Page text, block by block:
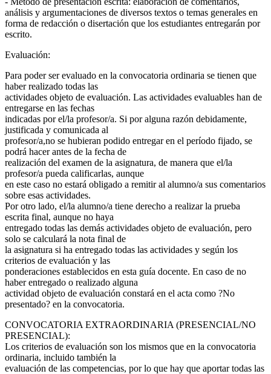
análisis y argumentaciones de diversos textos o temas generales en
forma de redacción o disertación que los estudiantes entregarán por
escrito.
Evaluación:
Para poder ser evaluado en la convocatoria ordinaria se tienen que
haber realizado todas las
actividades objeto de evaluación. Las actividades evaluables han de
entregarse en las fechas
indicadas por el/la profesor/a. Si por alguna razón debidamente,
justificada y comunicada al
profesor/a,no se hubieran podido entregar en el período fijado, se
podrá hacer antes de la fecha de
realización del examen de la asignatura, de manera que el/la
profesor/a pueda calificarlas, aunque
en este caso no estará obligado a remitir al alumno/a sus comentarios
sobre esas actividades.
Por otro lado, el/la alumno/a tiene derecho a realizar la prueba
escrita final, aunque no haya
entregado todas las demás actividades objeto de evaluación, pero
solo se calculará la nota final de
la asignatura si ha entregado todas las actividades y según los
criterios de evaluación y las
ponderaciones establecidos en esta guía docente. En caso de no
haber entregado o realizado alguna
actividad objeto de evaluación constará en el acta como ?No
presentado? en la convocatoria.
CONVOCATORIA EXTRAORDINARIA (PRESENCIAL/NO
PRESENCIAL):
Los criterios de evaluación son los mismos que en la convocatoria
ordinaria, incluido también la
evaluación de las competencias, por lo que hay que aportar todas las